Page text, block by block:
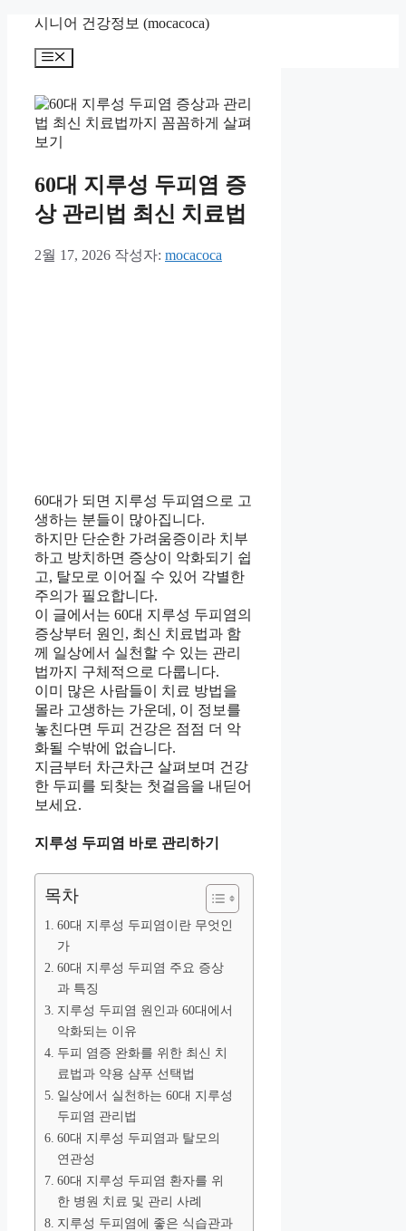
시니어 건강정보 (mocacoca)
메
60대 지루성 두피염 증
상 관리법 최신 치료법
2월 17, 2026 작성자: mocacoca
60대가 되면 지루성 두피염으로 고
생하는 분들이 많아집니다.
하지만 단순한 가려움증이라 치부
하고 방치하면 증상이 악화되기 쉽
고, 탈모로 이어질 수 있어 각별한
주의가 필요합니다.
이 글에서는 60대 지루성 두피염의
증상부터 원인, 최신 치료법과 함
께 일상에서 실천할 수 있는 관리
법까지 구체적으로 다룹니다.
이미 많은 사람들이 치료 방법을
몰라 고생하는 가운데, 이 정보를
놓친다면 두피 건강은 점점 더 악
화될 수밖에 없습니다.
지금부터 차근차근 살펴보며 건강
한 두피를 되찾는 첫걸음을 내딛어
보세요.
지루성 두피염 바로 관리하기
목차
60대 지루성 두피염이란 무엇인
가
60대 지루성 두피염 주요 증상
과 특징
지루성 두피염 원인과 60대에서
악화되는 이유
두피 염증 완화를 위한 최신 치
료법과 약용 샴푸 선택법
일상에서 실천하는 60대 지루성
두피염 관리법
60대 지루성 두피염과 탈모의
연관성
60대 지루성 두피염 환자를 위
한 병원 치료 및 관리 사례
지루성 두피염에 좋은 식습관과